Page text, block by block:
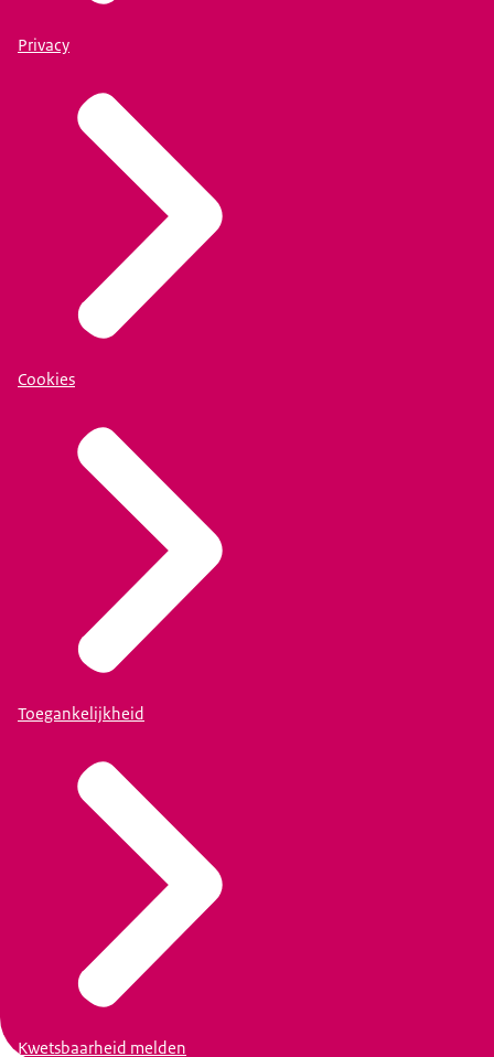
Privacy
Cookies
Toegankelijkheid
Kwetsbaarheid melden